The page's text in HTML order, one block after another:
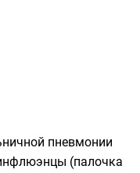
пневмонии
(палочка